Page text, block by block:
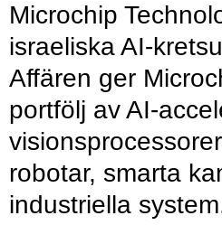
Microchip
israeliska AI-
Affären ger
portfölj av AI-
robotar, smarta
industriella